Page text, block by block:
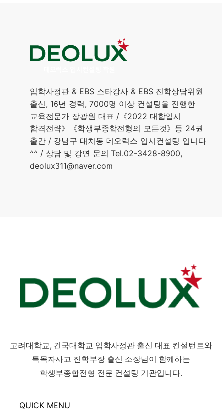
입학사정관 & EBS 스타강사 & EBS 진학상담위원
출신, 16년 경력, 7000명 이상 컨설팅을 진행한
교육전문가 장광원 대표 /《2022 대합입시
합격전략》《학생부종합전형의 모든것》등 24권
출간 / 강남구 대치동 데오럭스 입시컨설팅 입니다
^^ / 상담 및 강연 문의 Tel.02-3428-8900,
deolux311@naver.com
고려대학교, 건국대학교 입학사정관 출신 대표 컨설턴트와
특목자사고 진학부장 출신 소장님이 함께하는
학생부종합전형 전문 컨설팅 기관입니다.
QUICK MENU